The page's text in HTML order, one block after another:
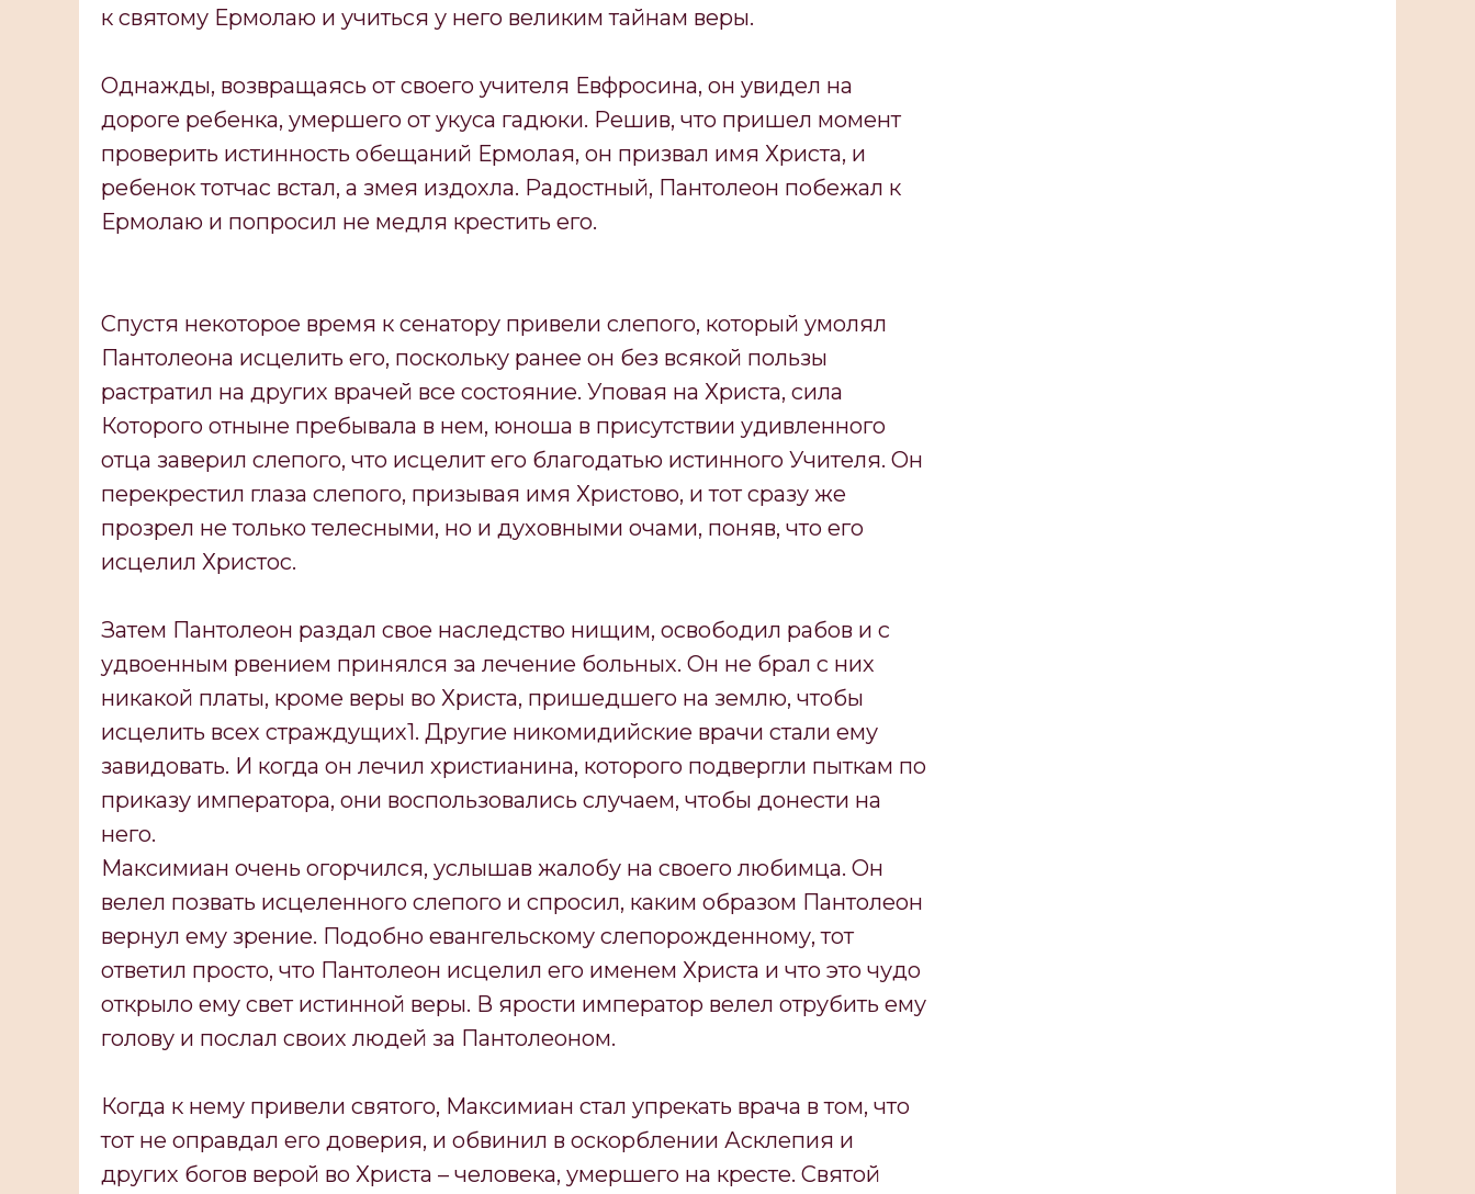
к святому Ермолаю и учиться у него великим тайнам веры.
Однажды, возвращаясь от своего учителя Евфросина, он увидел на
дороге ребенка, умершего от укуса гадюки. Решив, что пришел момент
проверить истинность обещаний Ермолая, он призвал имя Христа, и
ребенок тотчас встал, а змея издохла. Радостный, Пантолеон побежал к
Ермолаю и попросил не медля крестить его.
Спустя некоторое время к сенатору привели слепого, который умолял
Пантолеона исцелить его, поскольку ранее он без всякой пользы
растратил на других врачей все состояние. Уповая на Христа, сила
Которого отныне пребывала в нем, юноша в присутствии удивленного
отца заверил слепого, что исцелит его благодатью истинного Учителя. Он
перекрестил глаза слепого, призывая имя Христово, и тот сразу же
прозрел не только телесными, но и духовными очами, поняв, что его
исцелил Христос.
Затем Пантолеон раздал свое наследство нищим, освободил рабов и с
удвоенным рвением принялся за лечение больных. Он не брал с них
никакой платы, кроме веры во Христа, пришедшего на землю, чтобы
исцелить всех страждущих1. Другие никомидийские врачи стали ему
завидовать. И когда он лечил христианина, которого подвергли пыткам по
приказу императора, они воспользовались случаем, чтобы донести на
него.
Максимиан очень огорчился, услышав жалобу на своего любимца. Он
велел позвать исцеленного слепого и спросил, каким образом Пантолеон
вернул ему зрение. Подобно евангельскому слепорожденному, тот
ответил просто, что Пантолеон исцелил его именем Христа и что это чудо
открыло ему свет истинной веры. В ярости император велел отрубить ему
голову и послал своих людей за Пантолеоном.
Когда к нему привели святого, Максимиан стал упрекать врача в том, что
тот не оправдал его доверия, и обвинил в оскорблении Асклепия и
других богов верой во Христа – человека, умершего на кресте. Святой